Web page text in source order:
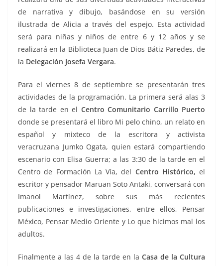
de narrativa y dibujo, basándose en su versión
ilustrada de Alicia a través del espejo. Esta actividad
será para niñas y niños de entre 6 y 12 años y se
realizará en la Biblioteca Juan de Dios Bátiz Paredes, de
la Delegación Josefa Vergara.
Para el viernes 8 de septiembre se presentarán tres
actividades de la programación. La primera será alas 3
de la tarde en el Centro Comunitario Carrillo Puerto
donde se presentará el libro Mi pelo chino, un relato en
español y mixteco de la escritora y activista
veracruzana Jumko Ogata, quien estará compartiendo
escenario con Elisa Guerra; a las 3:30 de la tarde en el
Centro de Formación La Vía, del Centro Histórico, el
escritor y pensador Maruan Soto Antaki, conversará con
Imanol Martínez, sobre sus más recientes
publicaciones e investigaciones, entre ellos, Pensar
México, Pensar Medio Oriente y Lo que hicimos mal los
adultos.
Finalmente a las 4 de la tarde en la Casa de la Cultura